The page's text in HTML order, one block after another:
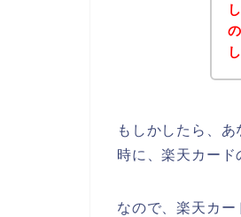
もしかしたら、
時に、楽天カード
なので、楽天カ